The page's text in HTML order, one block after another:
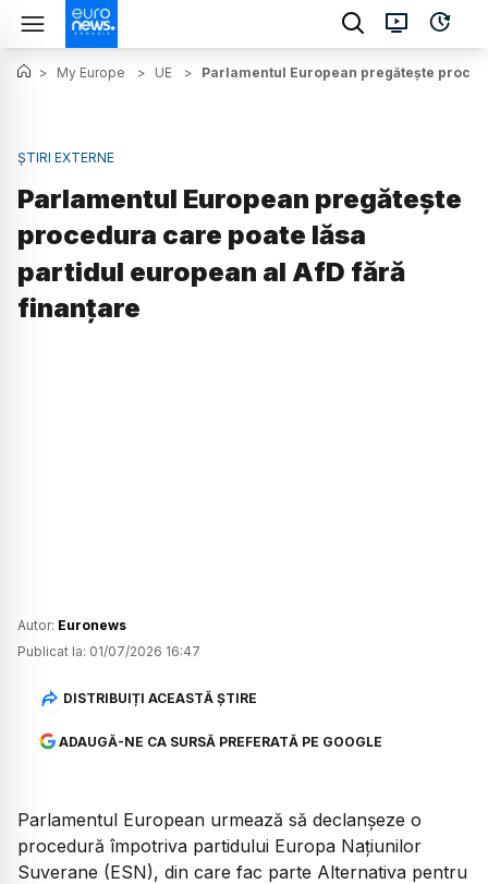
> My Europe > UE > Parlamentul European pregătește
ȘTIRI EXTERNE
Parlamentul European pregătește
procedura care poate lăsa
partidul european al AfD fără
finanțare
Autor: Euronews
Publicat la: 01/07/2026 16:47
DISTRIBUIȚI ACEASTĂ ȘTIRE
ADAUGĂ-NE CA SURSĂ PREFERATĂ PE GOOGLE
Parlamentul European urmează să declanșeze o
procedură împotriva partidului Europa Națiunilor
Suverane (ESN), din care fac parte Alternativa pentru